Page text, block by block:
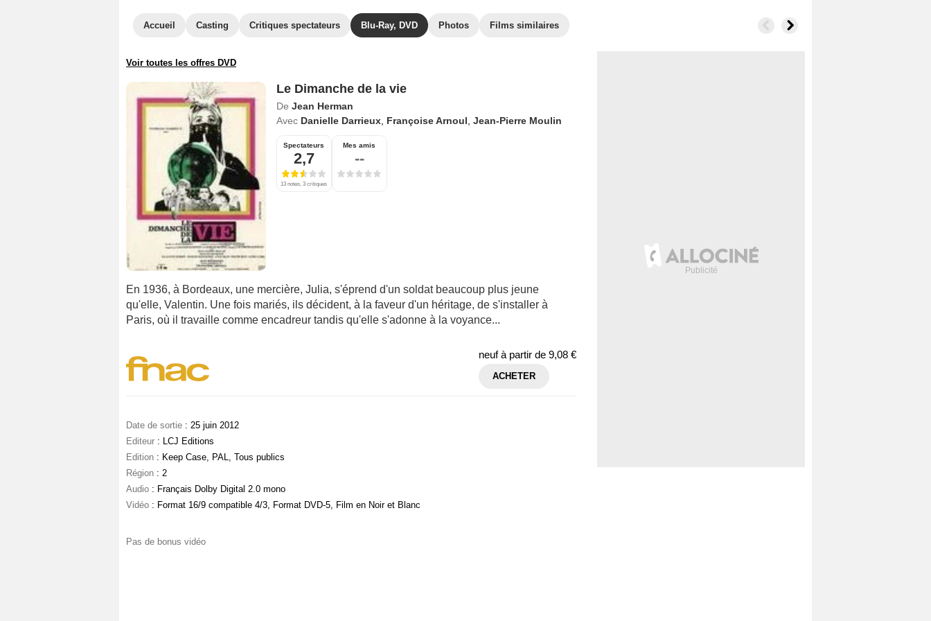
Accueil Casting Critiques spectateurs Blu-Ray, DVD Photos Films similaires
Voir toutes les offres DVD
Le Dimanche de la vie
De Jean Herman
Avec Danielle Darrieux, Françoise Arnoul Jean-Pierre Moulin
Spectateurs
2,7
13 notes, 3 critiques
Mes amis
--
En 1936, à Bordeaux, une mercière, Julia, s'éprend d'un soldat beaucoup plus jeune
qu'elle, Valentin. Une fois mariés, ils décident, à la faveur d'un héritage, de s'installer à
Paris, où il travaille comme encadreur tandis qu'elle s'adonne à la voyance...
neuf à partir de 9,08 €
ACHETER
Date de sortie : 25 juin 2012
Editeur : LCJ Editions
Edition : Keep Case, PAL, Tous publics
Région : 2
Audio : Français Dolby Digital 2.0 mono
Vidéo : Format 16/9 compatible 4/3, Format DVD-5, Film en Noir et Blanc
Pas de bonus vidéo